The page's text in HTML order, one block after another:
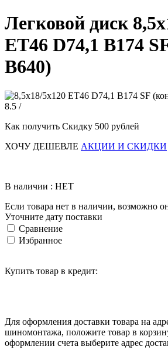
Легковой диск
ET46 D74,1 B174
B640)
8.5 /
Как получить Скидку 500 рублей
ХОЧУ ДЕШЕВЛЕ АКЦИИ И СКИДКИ
В наличии : НЕТ
Если товара нет в наличии, возможно
Уточните дату поставки
Сравнение
Избранное
Купить товар в кредит:
Для оформления доставки товара на
шиномонтажа, положите товар в
оформлении счета выберите адрес